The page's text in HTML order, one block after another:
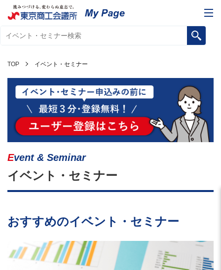
TOP イベント・セミナー
Event & Seminar
イベント・セミナー
おすすめのイベント・セミナー